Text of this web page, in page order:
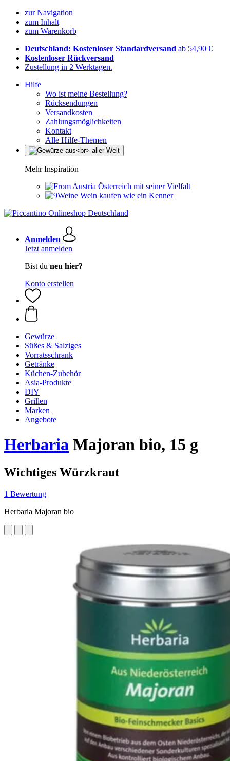
zur Navigation
zum Inhalt
zum Warenkorb
Deutschland: Kostenloser Standardversand ab 54,90 €
Kostenloser Rückversand
Zustellung in 2 Werktagen.
Hilfe
Wo ist meine Bestellung?
Rücksendungen
Versandkosten
Zahlungsmöglichkeiten
Kontakt
Alle Hilfe-Themen
Mehr Inspiration
Österreich mit seiner Vielfalt
Wein kaufen wie ein Kenner
Anmelden
Jetzt anmelden
Bist du neu hier?
Konto erstellen
Gewürze
Süßes & Salziges
Vorratsschrank
Getränke
Küchen-Zubehör
Asia-Produkte
DIY
Grillen
Marken
Angebote
Herbaria Majoran bio, 15 g
Wichtiges Würzkraut
1 Bewertung
Herbaria Majoran bio